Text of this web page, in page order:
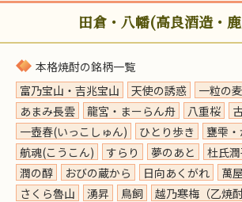
田倉・八幡(高良酒造・
本格焼酎の銘柄一覧
富乃宝山・吉兆宝山
天使の誘惑 一粒の麦
あまみ長雲
龍宮・まーらん舟 八重桜
一壺春(いっこしゅん)
ひとり歩き
甕雫
航魂(こうこん)
すらり 夢のあと 杜氏
潤の醇
おびの蔵から 日向あくがれ 萬
さくら魯山
湧昇 鳥飼 越乃寒梅（乙焼